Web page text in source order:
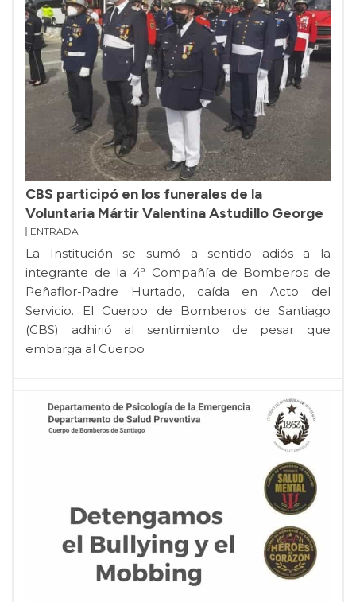
CBS participó en los funerales de la
Voluntaria Mártir Valentina Astudillo George
ENTRADA
La Institución se sumó a sentido adiós a la
integrante de la 4ª Compañía de Bomberos de
Peñaflor-Padre Hurtado, caída en Acto del
Servicio. El Cuerpo de Bomberos de Santiago
(CBS) adhirió al sentimiento de pesar que
embarga al Cuerpo